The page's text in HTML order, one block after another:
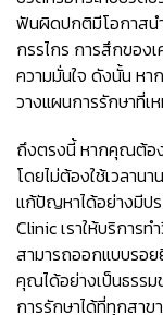
ฟันผิดปกติมีโอกาสน
กรรไกร การสึกขอ
ความมั่นใจ ดังนั้น ห
วางแผนการรักษาที่เ
ถึงตรงนี้ หากคุณต้อ
โดยไม่ต้องใช้เวลานา
แก้ปัญหาได้อย่างมีป
Clinic เราให้บริการ
สามารถออกแบบรอ
คุณได้อย่างเป็นธรรม
การรักษาได้ที่ทุกสาข